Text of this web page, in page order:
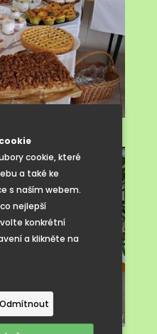
cookie, které
a také ke
s naším webem.
nejlepší
konkrétní
a klikněte na
Odmítnout